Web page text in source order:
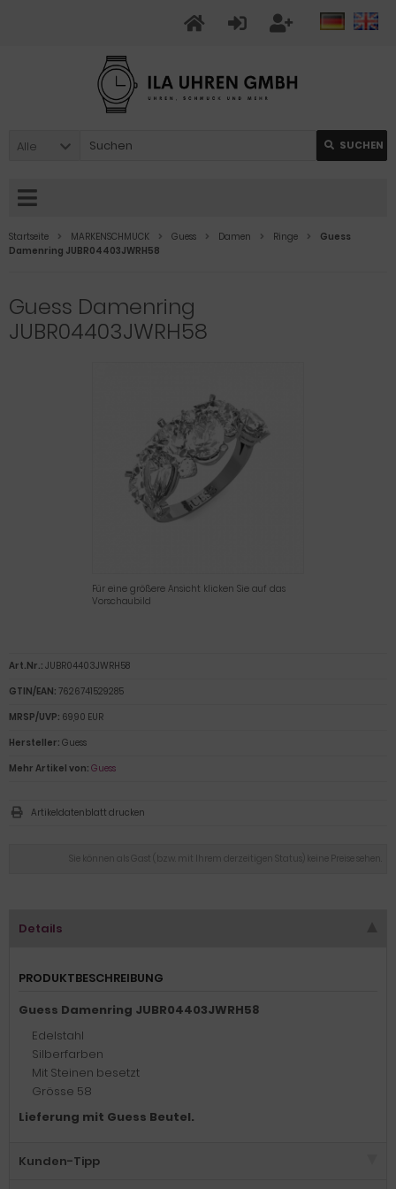
Alle SUCHEN
Startseite MARKENSCHMUCK Guess Damen Ringe
Guess
Damenring JUBR04403JWRH58
Guess Damenring
JUBR04403JWRH58
Für eine größere Ansicht klicken Sie auf das
Vorschaubild
Sie können als Gast (bzw. mit Ihrem derzeitigen Status) keine Preise sehen.
Art.Nr.: JUBR04403JWRH58
GTIN/EAN: 7626741529285
MRSP/UVP: 69,90 EUR
Hersteller: Guess
Mehr Artikel von: Guess
Artikeldatenblatt drucken
Details
PRODUKTBESCHREIBUNG
Guess Damenring JUBR04403JWRH58
Edelstahl
Silberfarben
Mit Steinen besetzt
Grösse 58
Lieferung mit Guess Beutel.
Kunden-Tipp